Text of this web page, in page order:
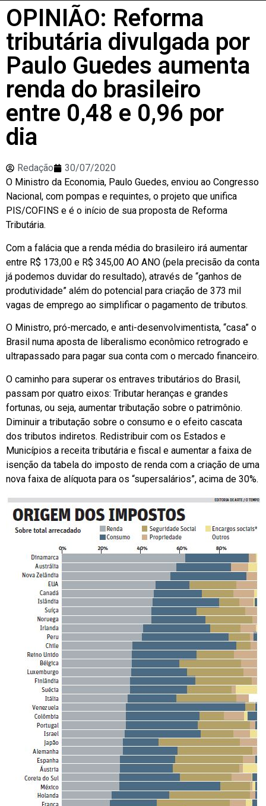
OPINIÃO: Reforma
tributária divulgada por
Paulo Guedes aumenta
renda do brasileiro
entre 0,48 e 0,96 por
dia
Redação
30/07/2020
O Ministro da Economia, Paulo Guedes, enviou ao Congresso
Nacional, com pompas e requintes, o projeto que unifica
PIS/COFINS e é o início de sua proposta de Reforma
Tributária.
Com a falácia que a renda média do brasileiro irá aumentar
entre R$ 173,00 e R$ 345,00 AO ANO (pela precisão da conta
já podemos duvidar do resultado), através de “ganhos de
produtividade” além do potencial para criação de 373 mil
vagas de emprego ao simplificar o pagamento de tributos.
O Ministro, pró-mercado, e anti-desenvolvimentista, “casa” o
Brasil numa aposta de liberalismo econômico retrogrado e
ultrapassado para pagar sua conta com o mercado financeiro.
O caminho para superar os entraves tributários do Brasil,
passam por quatro eixos: Tributar heranças e grandes
fortunas, ou seja, aumentar tributação sobre o patrimônio.
Diminuir a tributação sobre o consumo e o efeito cascata
dos tributos indiretos. Redistribuir com os Estados e
Municípios a receita tributária e fiscal e aumentar a faixa de
isenção da tabela do imposto de renda com a criação de uma
nova faixa de alíquota para os “supersalários”, acima de 30%.